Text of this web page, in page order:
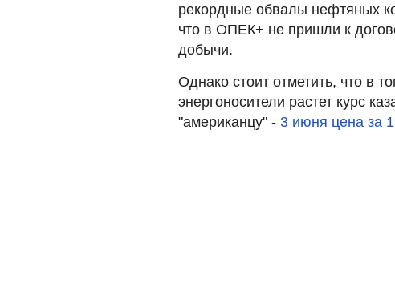
рекордные обвалы нефтяных
что в ОПЕК+ не пришли к
добычи.
Однако стоит отметить, что в
энергоносители растет курс
"американцу" - 3 июня цена за